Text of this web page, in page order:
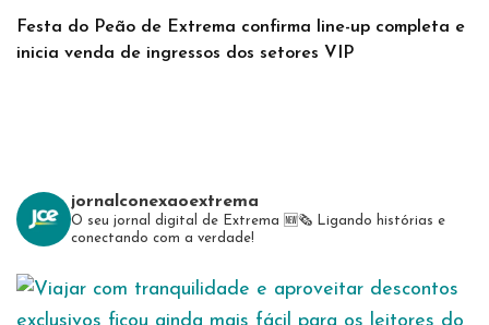
Festa do Peão de Extrema confirma line-up completa e
inicia venda de ingressos dos setores VIP
jornalconexaoextrema
O seu jornal digital de Extrema 🆕️🗞 Ligando histórias e
conectando com a verdade!